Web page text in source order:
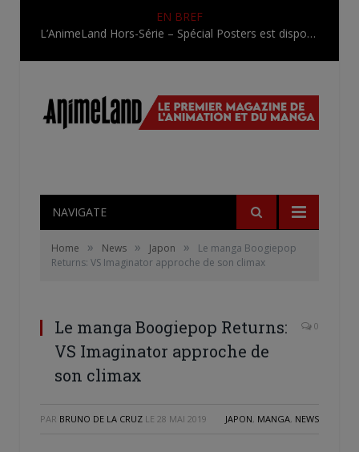
EN BREF
L’AnimeLand Hors-Série – Spécial Posters est disponible !
NAVIGATE
Home » News » Japon »
Le manga Boogiepop
Returns: VS Imaginator approche de son climax
Le manga Boogiepop Returns:
VS Imaginator approche de
son climax
0
PAR BRUNO DE LA CRUZ LE 28 MAI 2019 JAPON, MANGA, NEWS